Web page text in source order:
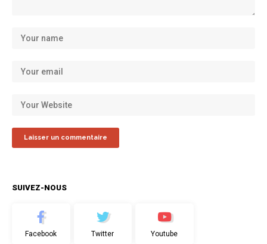
SUIVEZ-NOUS
Facebook Twitter Youtube